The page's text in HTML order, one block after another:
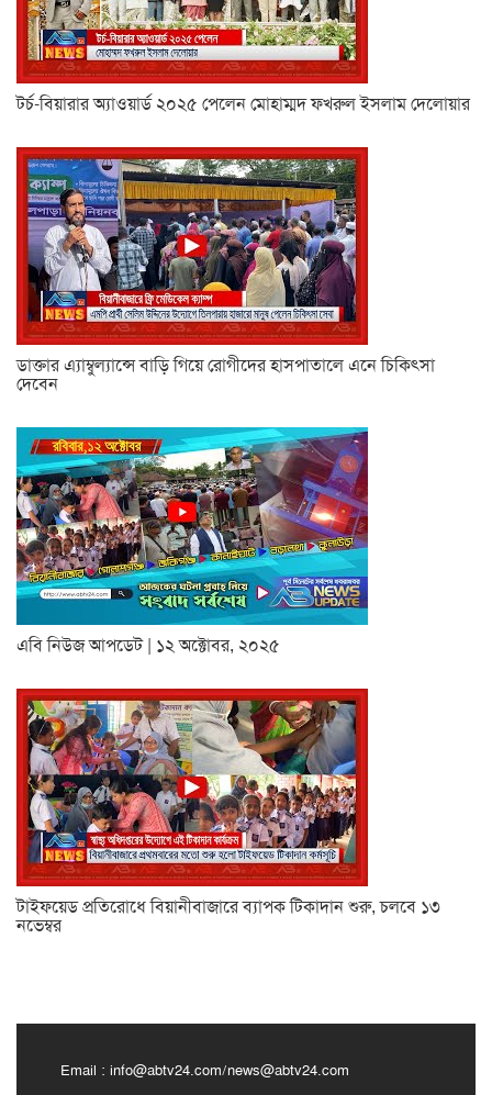
টর্চ-বিয়ারার অ্যাওয়ার্ড ২০২৫ পেলেন মোহাম্মদ ফখরুল ইসলাম দেলোয়ার
ডাক্তার এ্যাম্বুল্যান্সে বাড়ি গিয়ে রোগীদের হাসপাতালে এনে চিকিৎসা
দেবেন
এবি নিউজ আপডেট | ১২ অক্টোবর, ২০২৫
টাইফয়েড প্রতিরোধে বিয়ানীবাজারে ব্যাপক টিকাদান শুরু, চলবে ১৩
নভেম্বর
Email : info@abtv24.com/news@abtv24.com